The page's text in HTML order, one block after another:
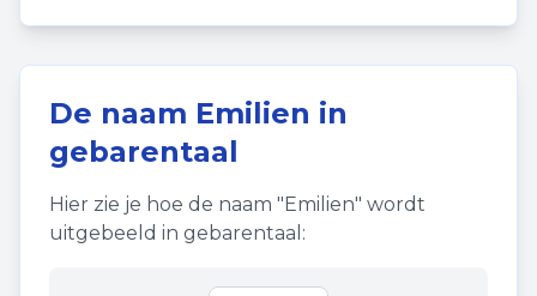
De naam Emilien in
gebarentaal
Hier zie je hoe de naam "Emilien" wordt
uitgebeeld in gebarentaal: